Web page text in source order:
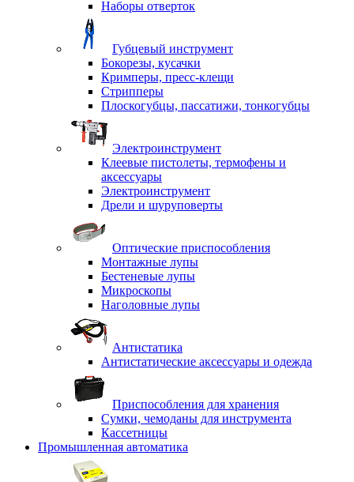
Наборы отверток
Губцевый инструмент
Бокорезы, кусачки
Кримперы, пресс-клещи
Стрипперы
Плоскогубцы, пассатижи, тонкогубцы
Электроинструмент
Клеевые пистолеты, термофены и
аксессуары
Электроинструмент
Дрели и шуруповерты
Оптические приспособления
Монтажные лупы
Бестеневые лупы
Микроскопы
Наголовные лупы
Антистатика
Антистатические аксессуары и одежда
Приспособления для хранения
Сумки, чемоданы для инструмента
Кассетницы
Промышленная автоматика